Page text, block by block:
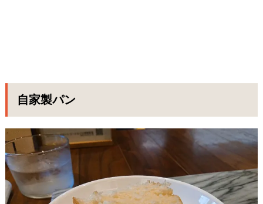
自家製パン